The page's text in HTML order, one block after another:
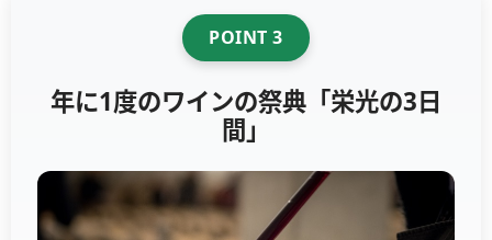
POINT 3
年に1度のワインの祭典「栄光の3日
間」